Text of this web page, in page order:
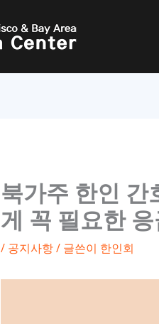
북가주 한인 간
게 꼭 필요한
/ 공지사항/ 글쓴이 한인회